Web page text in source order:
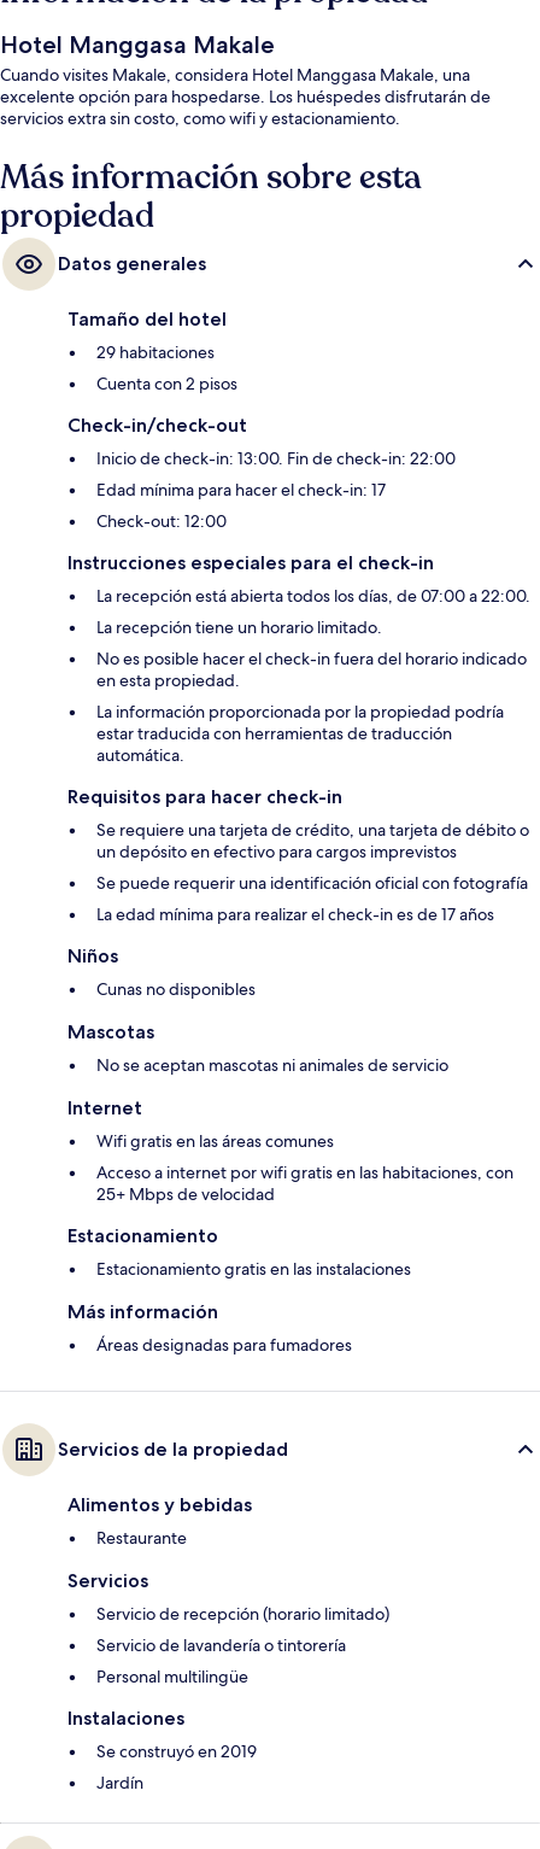
Hotel Manggasa Makale
Cuando visites Makale, considera Hotel Manggasa Makale, una
excelente opción para hospedarse. Los huéspedes disfrutarán de
servicios extra sin costo, como wifi y estacionamiento.
Más información sobre esta
propiedad
Datos generales
Tamaño del hotel
29 habitaciones
Cuenta con 2 pisos
Check-in/check-out
Inicio de check-in: 13:00. Fin de check-in: 22:00
Edad mínima para hacer el check-in: 17
Check-out: 12:00
Instrucciones especiales para el check-in
La recepción está abierta todos los días, de 07:00 a 22:00.
La recepción tiene un horario limitado.
No es posible hacer el check-in fuera del horario indicado
en esta propiedad.
La información proporcionada por la propiedad podría
estar traducida con herramientas de traducción
automática.
Requisitos para hacer check-in
Se requiere una tarjeta de crédito, una tarjeta de débito o
un depósito en efectivo para cargos imprevistos
Se puede requerir una identificación oficial con fotografía
La edad mínima para realizar el check-in es de 17 años
Niños
Cunas no disponibles
Mascotas
No se aceptan mascotas ni animales de servicio
Internet
Wifi gratis en las áreas comunes
Acceso a internet por wifi gratis en las habitaciones, con
25+ Mbps de velocidad
Estacionamiento
Estacionamiento gratis en las instalaciones
Más información
Áreas designadas para fumadores
Servicios de la propiedad
Alimentos y bebidas
Restaurante
Servicios
Servicio de recepción (horario limitado)
Servicio de lavandería o tintorería
Personal multilingüe
Instalaciones
Se construyó en 2019
Jardín